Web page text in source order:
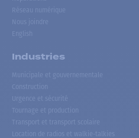
Réseau numérique
Nous joindre
English
Industries
Municipale et gouvernementale
Construction
Urgence et sécurité
Tournage et production
Transport et transport scolaire
Location de radios et walkie-talkies